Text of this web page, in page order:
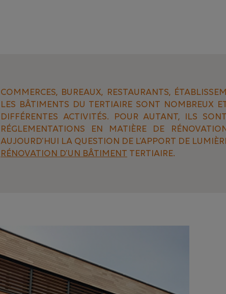
COMMERCES, BUREAUX, RESTAURANTS,
LES BÂTIMENTS DU TERTIAIRE SONT NOMBREUX
DIFFÉRENTES ACTIVITÉS. POUR AUTANT, ILS
RÉGLEMENTATIONS EN MATIÈRE DE
AUJOURD’HUI LA QUESTION DE L’APPORT DE
RÉNOVATION D’UN BÂTIMENT TERTIAIRE.